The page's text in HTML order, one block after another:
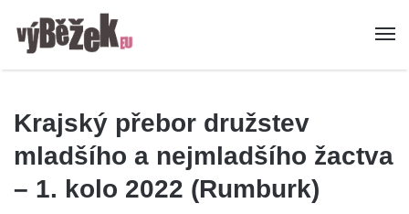
Krajský přebor družstev
mladšího a nejmladšího žactva
– 1. kolo 2022 (Rumburk)